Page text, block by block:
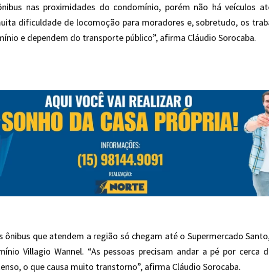
nas proximidades do condomínio, porém não há veículos
dificuldade de locomoção para moradores e, sobretudo, os
e dependem do transporte público”, afirma Cláudio Sorocaba.
ônibus que atendem a região só chegam até o Supermercado
Villagio Wannel. “As pessoas precisam andar a pé por cerca
o que causa muito transtorno”, afirma Cláudio Sorocaba.